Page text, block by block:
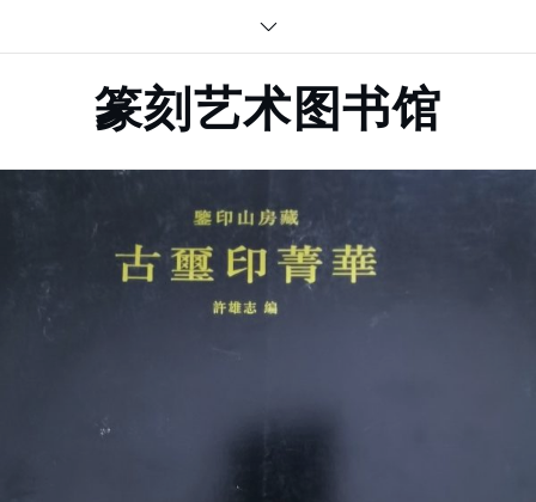
篆刻艺术图书馆